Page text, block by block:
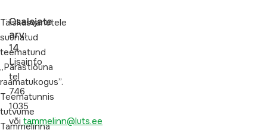
Täiskasvanutele
suunatud
teematund
„Pärastlõuna
raamatukogus”.
Teematunnis
tutvume
Tammelinna
Osalejate
arv:
14
Lisainfo
tel
746
1035
või tammelinn@luts.ee